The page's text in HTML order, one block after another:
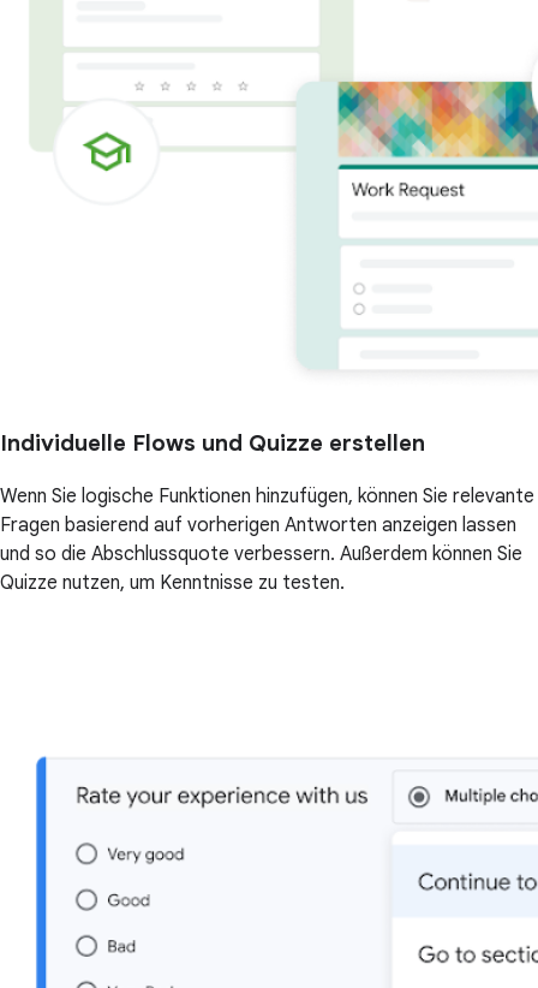
Individuelle Flows und Quizze erstellen
Wenn Sie logische Funktionen hinzufügen, können Sie relevante
Fragen basierend auf vorherigen Antworten anzeigen lassen
und so die Abschlussquote verbessern. Außerdem können Sie
Quizze nutzen, um Kenntnisse zu testen.